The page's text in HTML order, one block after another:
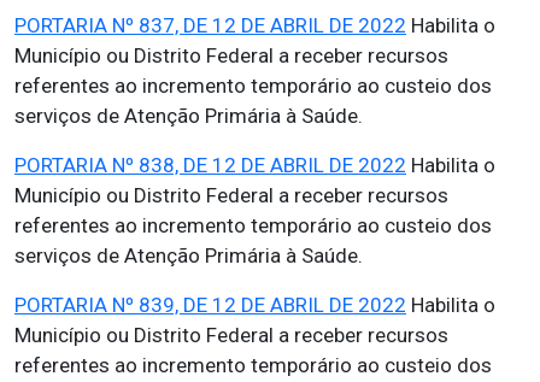
PORTARIA Nº 837, DE 12 DE ABRIL DE 2022 Habilita o
Município ou Distrito Federal a receber recursos
referentes ao incremento temporário ao custeio dos
serviços de Atenção Primária à Saúde.
PORTARIA Nº 838, DE 12 DE ABRIL DE 2022 Habilita o
Município ou Distrito Federal a receber recursos
referentes ao incremento temporário ao custeio dos
serviços de Atenção Primária à Saúde.
PORTARIA Nº 839, DE 12 DE ABRIL DE 2022 Habilita o
Município ou Distrito Federal a receber recursos
referentes ao incremento temporário ao custeio dos